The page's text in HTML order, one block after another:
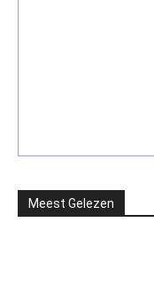
Meest Gelezen